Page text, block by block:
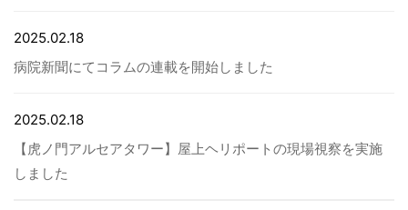
2025.02.18
病院新聞にてコラムの連載を開始しました
2025.02.18
【虎ノ門アルセアタワー】屋上ヘリポートの現場視察を実施
しました